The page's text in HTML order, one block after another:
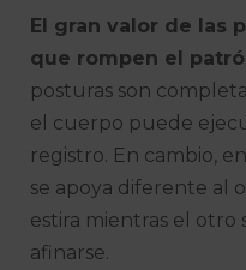
El gran valor de las
que rompen el
posturas son
el cuerpo puede
registro. En cambio,
se apoya diferente al
estira mientras el otro
afinarse.